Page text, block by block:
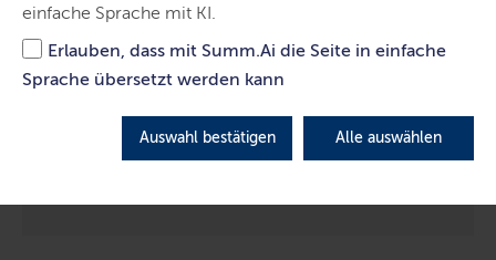
einfache Sprache mit KI.
Erlauben, dass mit Summ.Ai die Seite in einfache
Sprache übersetzt werden kann
Auswahl bestätigen Alle auswählen
50 Ergebnisse
1 2 … 5